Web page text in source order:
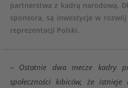
partnerstwa z kadrą narodową.
sponsora, są inwestycje w
reprezentacji Polski.
– Ostatnie dwa mecze kadry
społeczności kibiców, że